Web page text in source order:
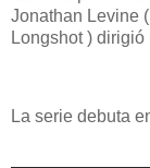
Jonathan Levine
Longshot )
La serie debuta